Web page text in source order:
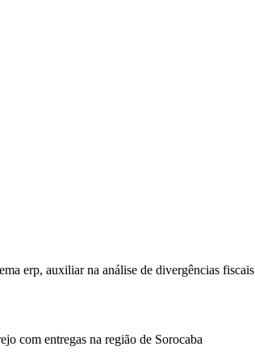
erp, auxiliar na análise de divergências
com entregas na região de Sorocaba